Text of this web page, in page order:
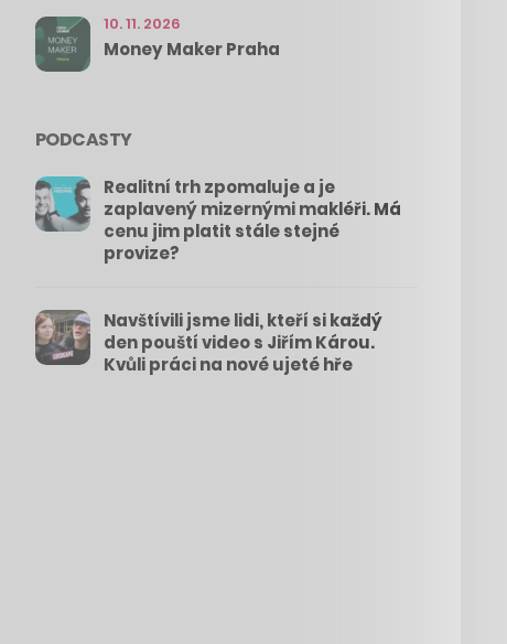
10. 11. 2026
Money Maker Praha
PODCASTY
Realitní trh zpomaluje a je
zaplavený mizernými makléři. Má
cenu jim platit stále stejné
provize?
Navštívili jsme lidi, kteří si každý
den pouští video s Jiřím Károu.
Kvůli práci na nové ujeté hře